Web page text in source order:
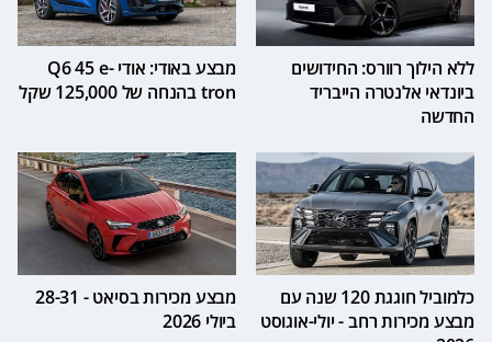
ללא הילוך רוורס: החידושים
ביונדאי אלנטרה הייבריד
החדשה
מבצע באודי: אודי Q6 45 e-
tron בהנחה של 125,000 שקל
כלמוביל חוגגת 120 שנה עם
מבצע מכירות רחב - יולי-אוגוסט
מבצע מכירות בסיאט - 28-31
ביולי 2026